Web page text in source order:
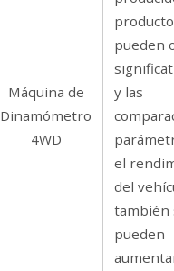
Máquina de
Dinamómetro
4WD
pueden
y las
el
del
también
pueden